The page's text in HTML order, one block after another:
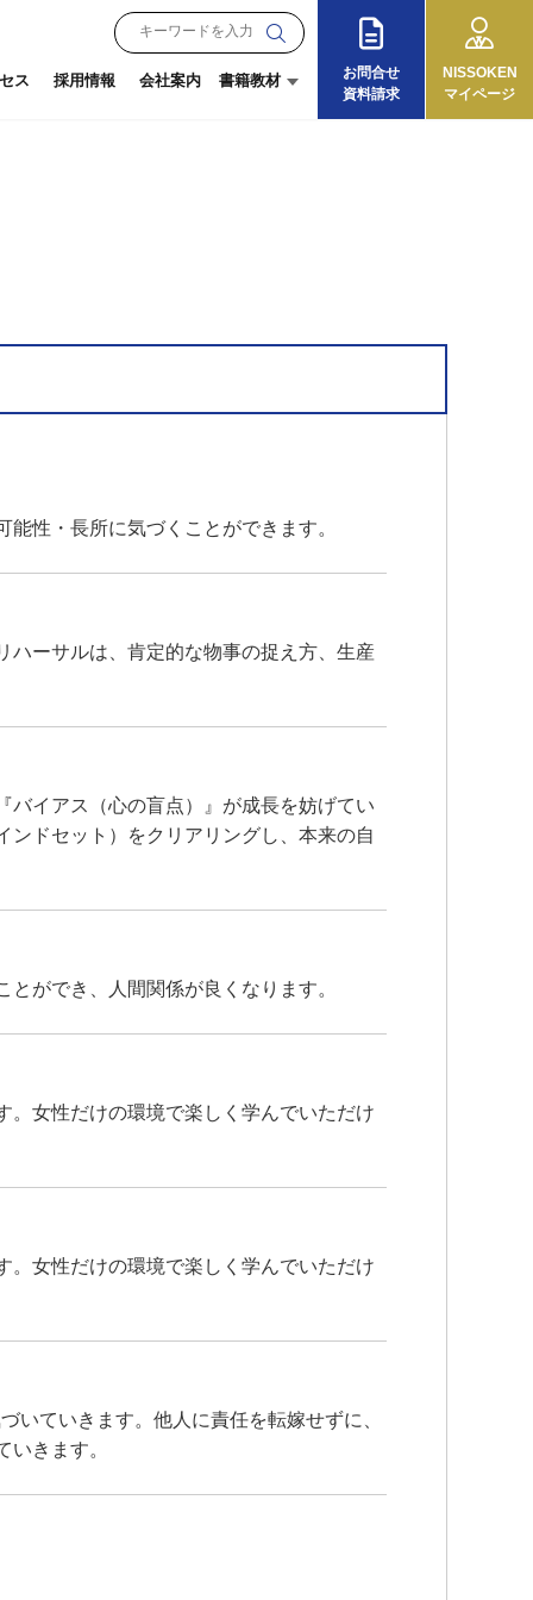
ス 採用情報 会社案内 書籍教材
月刊『理念と経営』
オンラインショップ
お問合せ
資料請求
NISSOKEN
マイページ
性・長所に気づくことができます。
ハーサルは、肯定的な物事の捉え方、生産
バイアス（心の盲点）』が成長を妨げてい
ドセット）をクリアリングし、本来の自
ができ、人間関係が良くなります。
。女性だけの環境で楽しく学んでいただけ
。女性だけの環境で楽しく学んでいただけ
いていきます。他人に責任を転嫁せずに、
きます。